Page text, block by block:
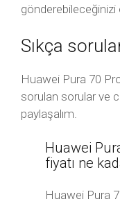
gönderebileceğinizi
Sıkça
Huawei Pura 70
sorulan sorular ve
paylaşalım.
Huawei
fiyatı ne
Huawei Pura